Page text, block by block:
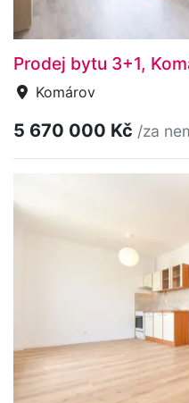
Prodej bytu 3+1,
Komárov
5 670 000 Kč /za